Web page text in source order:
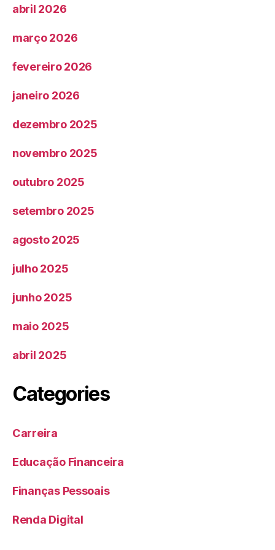
abril 2026
março 2026
fevereiro 2026
janeiro 2026
dezembro 2025
novembro 2025
outubro 2025
setembro 2025
agosto 2025
julho 2025
junho 2025
maio 2025
abril 2025
Categories
Carreira
Educação Financeira
Finanças Pessoais
Renda Digital